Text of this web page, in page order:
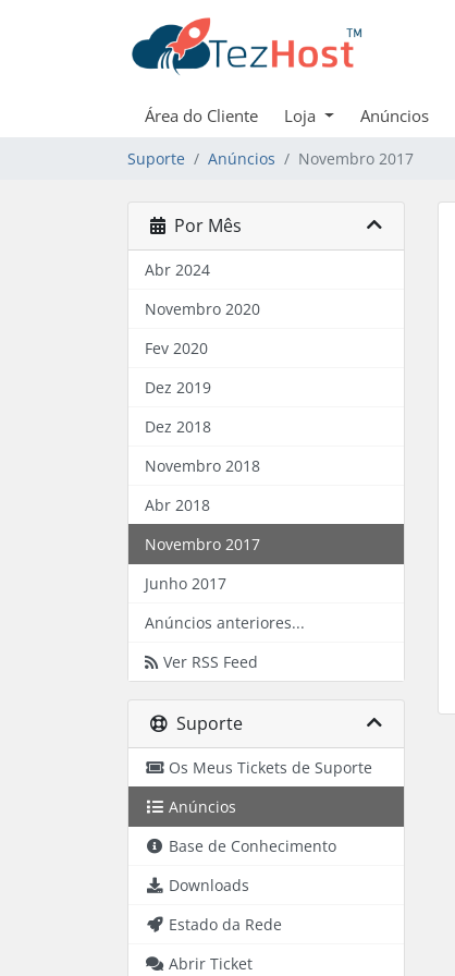
Área do Cliente Loja Anúncios
Suporte Anúncios Novembro 2017
Por Mês
Abr 2024
Novembro 2020
Fev 2020
Dez 2019
Dez 2018
Novembro 2018
Abr 2018
Novembro 2017
Junho 2017
Anúncios anteriores...
Ver RSS Feed
Suporte
Os Meus Tickets de Suporte
Anúncios
Base de Conhecimento
Downloads
Estado da Rede
Abrir Ticket